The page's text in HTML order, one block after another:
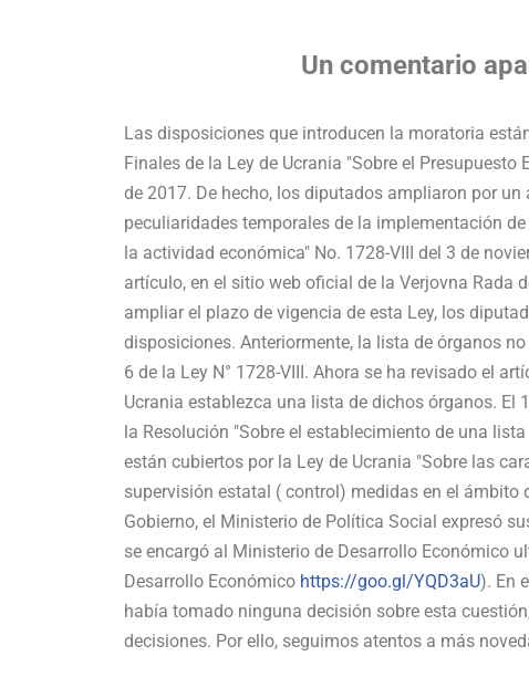
Un comentario
Las disposiciones que introducen la moratoria
Finales de la Ley de Ucrania "Sobre el
de 2017. De hecho, los diputados ampliaron por
peculiaridades temporales de la implementación
la actividad económica" No. 1728-VIII del 3 de
artículo, en el sitio web oficial de la Verjovna Rada
ampliar el plazo de vigencia de esta Ley, los
disposiciones. Anteriormente, la lista de órganos
6 de la Ley N° 1728-VIII. Ahora se ha revisado el
Ucrania establezca una lista de dichos órganos.
la Resolución "Sobre el establecimiento de una
están cubiertos por la Ley de Ucrania "Sobre las
supervisión estatal ( control) medidas en el ámbito
Gobierno, el Ministerio de Política Social expresó
se encargó al Ministerio de Desarrollo Económico
Desarrollo Económico https://goo.gl/YQD3aU). En
había tomado ninguna decisión sobre esta
decisiones. Por ello, seguimos atentos a más